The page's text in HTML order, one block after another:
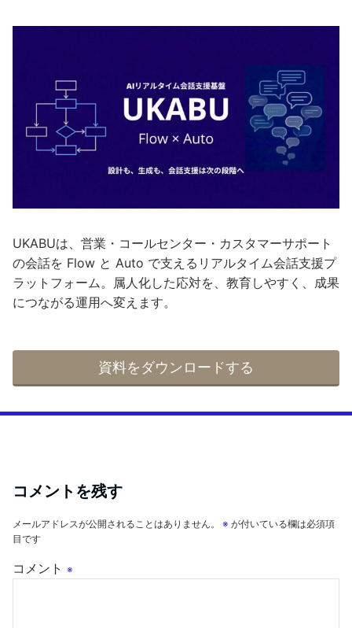
UKABUは、営業・コールセンター・カスタマーサポート
の会話を Flow と Auto で支えるリアルタイム会話支援プ
ラットフォーム。属人化した応対を、教育しやすく、成果
につながる運用へ変えます。
資料をダウンロードする
コメントを残す
メールアドレスが公開されることはありません。 ※ が付いている欄は必須項
目です
コメント ※